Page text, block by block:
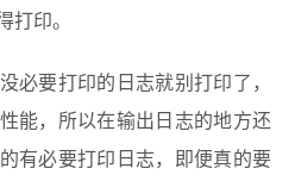
打印。
必要打印的日志就别打印了，
能，所以在输出日志的地方还
有必要打印日志，即便真的要